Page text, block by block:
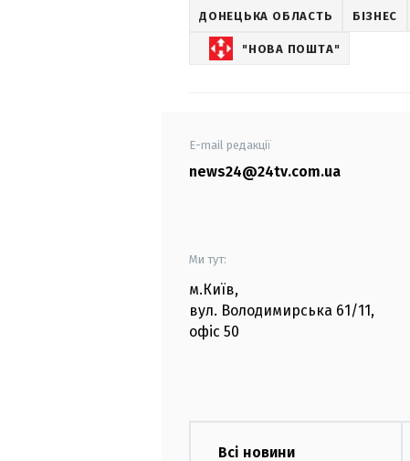
ДОНЕЦЬКА ОБЛАСТЬ БІЗНЕС
"НОВА ПОШТА"
E-mail редакції
news24@24tv.com.ua
Ми тут:
м.Київ,
вул. Володимирська 61/11,
офіс 50
Всі новини